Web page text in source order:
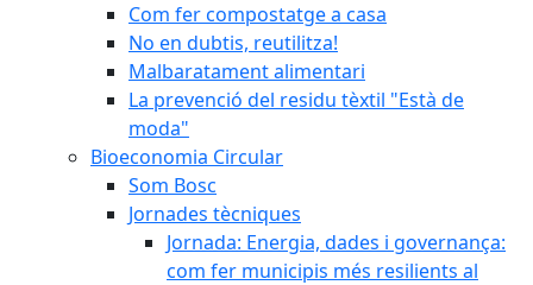
Com fer compostatge a casa
No en dubtis, reutilitza!
Malbaratament alimentari
La prevenció del residu tèxtil "Està de
moda"
Bioeconomia Circular
Som Bosc
Jornades tècniques
Jornada: Energia, dades i governança:
com fer municipis més resilients al